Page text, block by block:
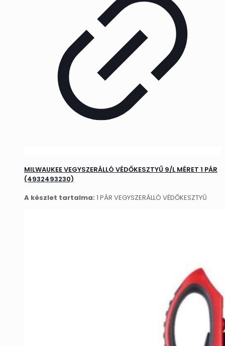
MILWAUKEE VEGYSZERÁLLÓ VÉDŐKESZTYŰ 9/L MÉRET 1 PÁR
(4932493230)
A készlet tartalma: 1 PÁR VEGYSZERÁLLÓ VÉDŐKESZTYŰ